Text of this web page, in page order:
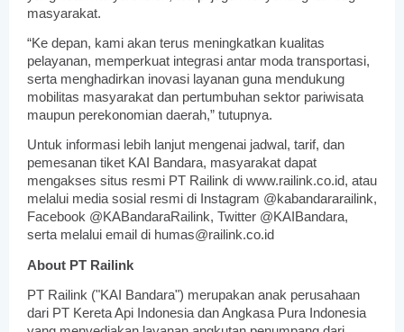
masyarakat.
“Ke depan, kami akan terus meningkatkan kualitas
pelayanan, memperkuat integrasi antar moda transportasi,
serta menghadirkan inovasi layanan guna mendukung
mobilitas masyarakat dan pertumbuhan sektor pariwisata
maupun perekonomian daerah,” tutupnya.
Untuk informasi lebih lanjut mengenai jadwal, tarif, dan
pemesanan tiket KAI Bandara, masyarakat dapat
mengakses situs resmi PT Railink di www.railink.co.id, atau
melalui media sosial resmi di Instagram @kabandararailink,
Facebook @KABandaraRailink, Twitter @KAIBandara,
serta melalui email di humas@railink.co.id
About PT Railink
PT Railink ("KAI Bandara") merupakan anak perusahaan
dari PT Kereta Api Indonesia dan Angkasa Pura Indonesia